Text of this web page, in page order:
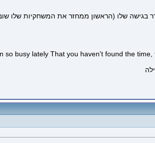
בגישה שלו (הראשון ממחזר את המשחקיות שלו
so busy lately That you haven't found the